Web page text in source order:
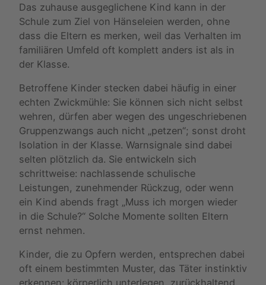
Das zuhause ausgeglichene Kind kann in der
Schule zum Ziel von Hänseleien werden, ohne
dass die Eltern es merken, weil das Verhalten im
familiären Umfeld oft komplett anders ist als in
der Klasse.
Betroffene Kinder stecken dabei häufig in einer
echten Zwickmühle: Sie können sich nicht selbst
wehren, dürfen aber wegen des ungeschriebenen
Gruppenzwangs auch nicht „petzen“; sonst droht
Isolation in der Klasse. Warnsignale sind dabei
selten plötzlich da. Sie entwickeln sich
schrittweise: nachlassende schulische
Leistungen, zunehmender Rückzug, oder wenn
ein Kind abends fragt „Muss ich morgen wieder
in die Schule?“ Solche Momente sollten Eltern
ernst nehmen.
Kinder, die zu Opfern werden, entsprechen dabei
oft einem bestimmten Muster, das Täter instinktiv